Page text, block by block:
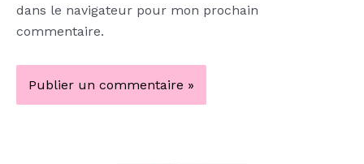
dans le navigateur pour mon prochain
commentaire.